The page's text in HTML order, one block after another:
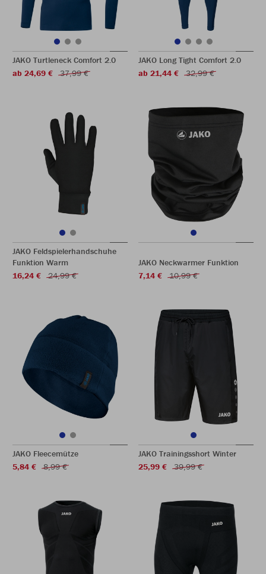
JAKO Turtleneck Comfort 2.0
ab 24,69 €
37,99 €
JAKO Long Tight Comfort 2.0
ab 21,44 €
32,99 €
JAKO Feldspielerhandschuhe
Funktion Warm
16,24 €
24,99 €
JAKO Neckwarmer Funktion
7,14 €
10,99 €
JAKO Fleecemütze
5,84 €
8,99 €
JAKO Trainingsshort Winter
25,99 €
39,99 €